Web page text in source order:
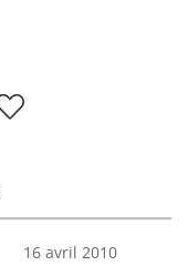
16 avril 2010